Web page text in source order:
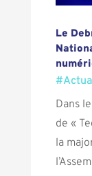
Le
Dans
de «
la